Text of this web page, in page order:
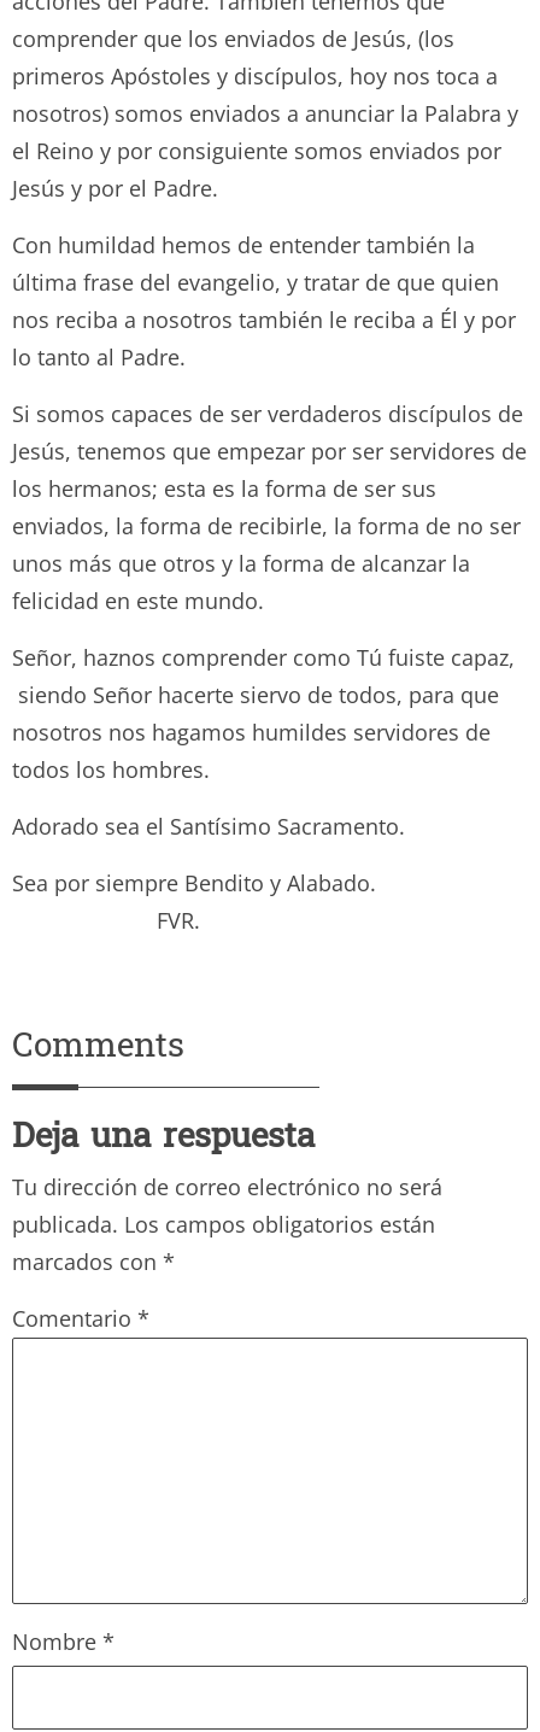
comprender que los enviados de Jesús, (los
primeros Apóstoles y discípulos, hoy nos toca a
nosotros) somos enviados a anunciar la Palabra y
el Reino y por consiguiente somos enviados por
Jesús y por el Padre.
Con humildad hemos de entender también la
última frase del evangelio, y tratar de que quien
nos reciba a nosotros también le reciba a Él y por
lo tanto al Padre.
Si somos capaces de ser verdaderos discípulos de
Jesús, tenemos que empezar por ser servidores de
los hermanos; esta es la forma de ser sus
enviados, la forma de recibirle, la forma de no ser
unos más que otros y la forma de alcanzar la
felicidad en este mundo.
Señor, haznos comprender como Tú fuiste capaz,
siendo Señor hacerte siervo de todos, para que
nosotros nos hagamos humildes servidores de
todos los hombres.
Adorado sea el Santísimo Sacramento.
Sea por siempre Bendito y Alabado.
FVR.
Comments
Deja una respuesta
Tu dirección de correo electrónico no será
publicada. Los campos obligatorios están
marcados con *
Comentario *
Nombre *